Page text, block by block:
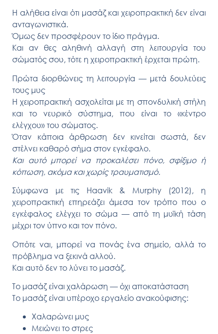
Η αλήθεια είναι ότι μασάζ και χειροπρακτική δεν είναι
ανταγωνιστικά.
Όμως δεν προσφέρουν το ίδιο πράγμα.
Και αν θες αληθινή αλλαγή στη λειτουργία του
σώματός σου, τότε η χειροπρακτική έρχεται πρώτη.
Πρώτα διορθώνεις τη λειτουργία — μετά δουλεύεις
τους μυς
Η χειροπρακτική ασχολείται με τη σπονδυλική στήλη
και το νευρικό σύστημα, που είναι το «κέντρο
ελέγχου» του σώματος.
Όταν κάποια άρθρωση δεν κινείται σωστά, δεν
στέλνει καθαρό σήμα στον εγκέφαλο.
Και αυτό μπορεί να προκαλέσει πόνο, σφίξιμο ή
κόπωση, ακόμα και χωρίς τραυματισμό.
Σύμφωνα με τις Haavik & Murphy (2012), η
χειροπρακτική επηρεάζει άμεσα τον τρόπο που ο
εγκέφαλος ελέγχει το σώμα — από τη μυϊκή τάση
μέχρι τον ύπνο και τον πόνο.
Οπότε ναι, μπορεί να πονάς ένα σημείο, αλλά το
πρόβλημα να ξεκινά αλλού.
Και αυτό δεν το λύνει το μασάζ.
Το μασάζ είναι χαλάρωση — όχι αποκατάσταση
Το μασάζ είναι υπέροχο εργαλείο ανακούφισης:
Χαλαρώνει μυς
Μειώνει το στρες